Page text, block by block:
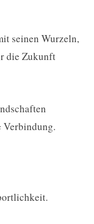
seinen Wurzeln,
die Zukunft
Verbindung.